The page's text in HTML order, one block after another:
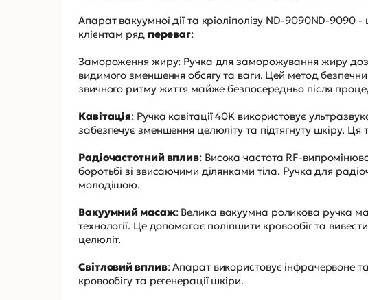
Апарат вакуумної дії та кріоліполізу ND-9090ND-
клієнтам ряд переваг:
Замороження жиру: Ручка для заморожування жиру
видимого зменшення обсягу та ваги. Цей метод
звичного ритму життя майже безпосередньо після
Кавітація: Ручка кавітації 40K використовує
забезпечує зменшення целюліту та підтягнуту шкіру.
Радіочастотний вплив: Висока частота RF-
боротьбі зі звисаючими ділянками тіла. Ручка для
молодішою.
Вакуумний масаж: Велика вакуумна роликова ручка
технології. Це допомагає поліпшити кровообіг та
целюліт.
Світловий вплив: Апарат використовує інфрачервоне
кровообігу та регенерації шкіри.